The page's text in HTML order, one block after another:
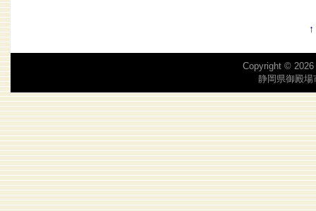
Copyright © 2026
静岡県御殿